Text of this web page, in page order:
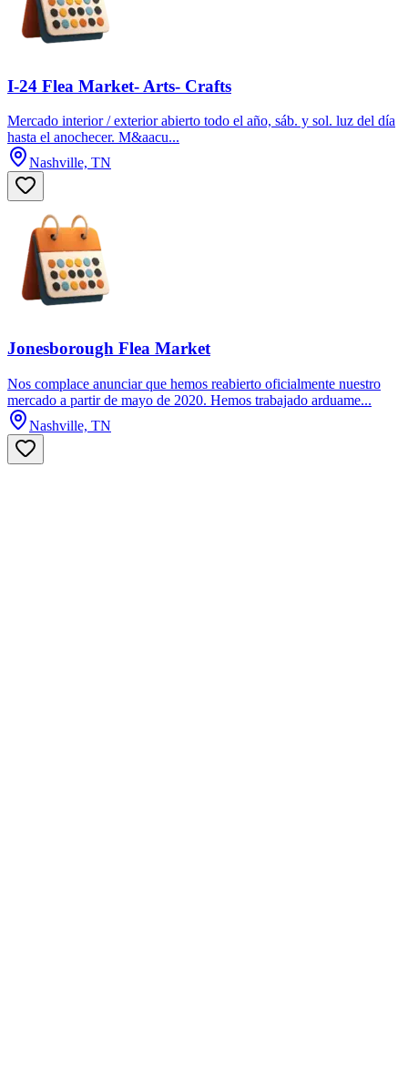
I-24 Flea Market- Arts- Crafts
Mercado interior / exterior abierto todo el año, sáb. y sol. luz del día
hasta el anochecer. M&aacu...
Nashville, TN
Jonesborough Flea Market
Nos complace anunciar que hemos reabierto oficialmente nuestro
mercado a partir de mayo de 2020. Hemos trabajado arduame...
Nashville, TN